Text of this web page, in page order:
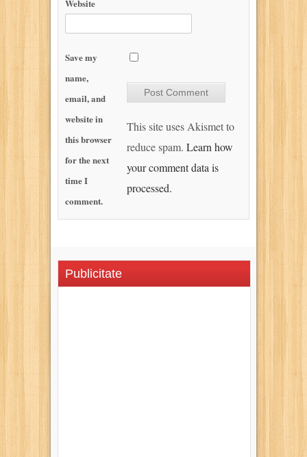
Website
Save my
name,
email, and
website in
this browser
for the next
time I
comment.
This site uses Akismet to
reduce spam. Learn how
your comment data is
processed.
Publicitate